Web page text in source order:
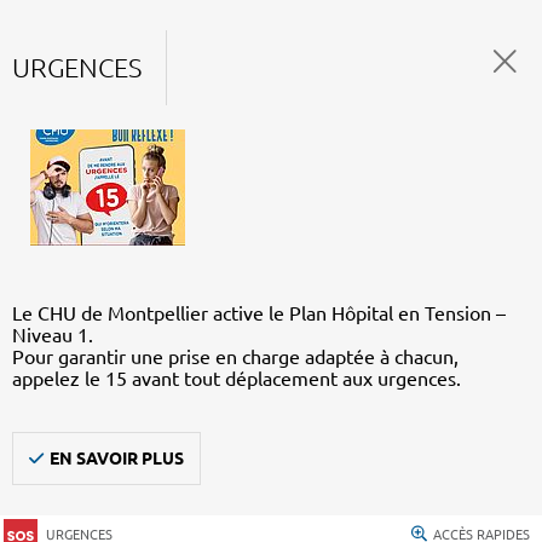
URGENCES
Le CHU de Montpellier active le Plan Hôpital en Tension –
Niveau 1.
Pour garantir une prise en charge adaptée à chacun,
appelez le 15 avant tout déplacement aux urgences.
EN SAVOIR PLUS
URGENCES ACCÈS RAPIDES